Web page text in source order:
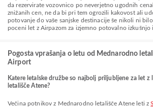
da rezervirate vozovnico po neverjetno ugodnih
znižanih cen, ne da bi pri tem ogrozili kakovost ali
potovanje do vaše sanjske destinacije še nikoli ni
poceni let z Airpazom za izjemno potovalno izkušnjo
Pogosta vprašanja o letu od Mednarodno
Airport
Katere letalske družbe so najbolj priljubljene za let z
letališče Atene?
Večina potnikov z Mednarodno letališče Atene leti z